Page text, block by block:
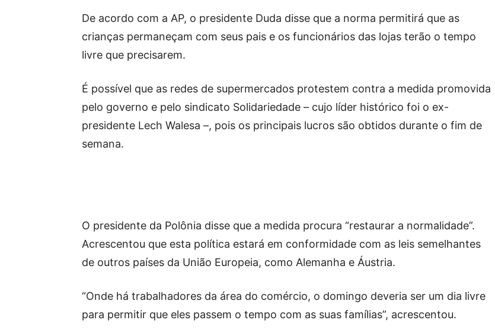
De acordo com a AP, o presidente Duda disse que a norma permitirá que as
crianças permaneçam com seus pais e os funcionários das lojas terão o tempo
livre que precisarem.
É possível que as redes de supermercados protestem contra a medida promovida
pelo governo e pelo sindicato Solidariedade – cujo líder histórico foi o ex-
presidente Lech Walesa –, pois os principais lucros são obtidos durante o fim de
semana.
O presidente da Polônia disse que a medida procura “restaurar a normalidade”.
Acrescentou que esta política estará em conformidade com as leis semelhantes
de outros países da União Europeia, como Alemanha e Áustria.
“Onde há trabalhadores da área do comércio, o domingo deveria ser um dia livre
para permitir que eles passem o tempo com as suas famílias”, acrescentou.